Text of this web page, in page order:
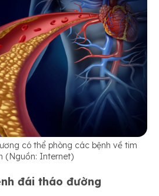
có thể phòng các bệnh về tim
(Nguồn: Internet)
đái tháo đường